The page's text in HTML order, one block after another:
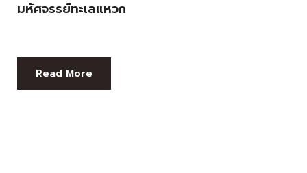
มหัศจรรย์ทะเลแหวก
Read More